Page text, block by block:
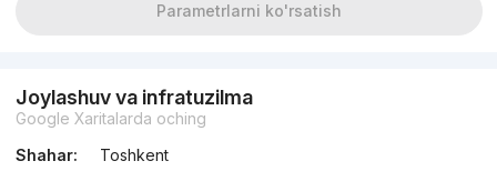
Parametrlarni ko'rsatish
Joylashuv va infratuzilma
Google Xaritalarda oching
Shahar:
Toshkent